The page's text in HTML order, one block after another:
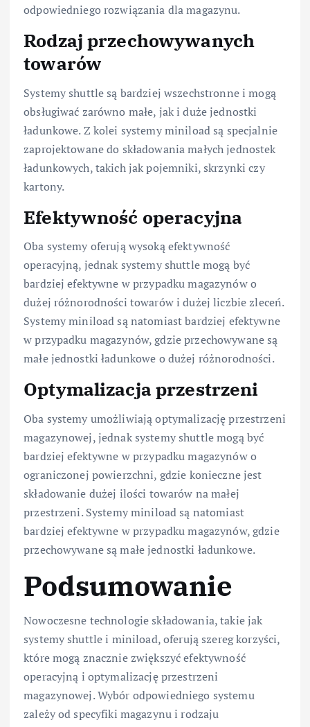
odpowiedniego rozwiązania dla magazynu.
Rodzaj przechowywanych
towarów
Systemy shuttle są bardziej wszechstronne i mogą
obsługiwać zarówno małe, jak i duże jednostki
ładunkowe. Z kolei systemy miniload są specjalnie
zaprojektowane do składowania małych jednostek
ładunkowych, takich jak pojemniki, skrzynki czy
kartony.
Efektywność operacyjna
Oba systemy oferują wysoką efektywność
operacyjną, jednak systemy shuttle mogą być
bardziej efektywne w przypadku magazynów o
dużej różnorodności towarów i dużej liczbie zleceń.
Systemy miniload są natomiast bardziej efektywne
w przypadku magazynów, gdzie przechowywane są
małe jednostki ładunkowe o dużej różnorodności.
Optymalizacja przestrzeni
Oba systemy umożliwiają optymalizację przestrzeni
magazynowej, jednak systemy shuttle mogą być
bardziej efektywne w przypadku magazynów o
ograniczonej powierzchni, gdzie konieczne jest
składowanie dużej ilości towarów na małej
przestrzeni. Systemy miniload są natomiast
bardziej efektywne w przypadku magazynów, gdzie
przechowywane są małe jednostki ładunkowe.
Podsumowanie
Nowoczesne technologie składowania, takie jak
systemy shuttle i miniload, oferują szereg korzyści,
które mogą znacznie zwiększyć efektywność
operacyjną i optymalizację przestrzeni
magazynowej. Wybór odpowiedniego systemu
zależy od specyfiki magazynu i rodzaju